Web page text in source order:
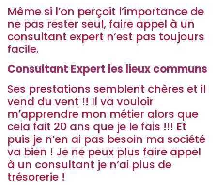
Même si l’on perçoit l’importance de
ne pas rester seul, faire appel à un
consultant expert n’est pas toujours
facile.
Consultant Expert les lieux communs
Ses prestations semblent chères et il
vend du vent !! Il va vouloir
m’apprendre mon métier alors que
cela fait 20 ans que je le fais !!! Et
puis je n’en ai pas besoin ma société
va bien ! Je ne peux plus faire appel
à un consultant je n’ai plus de
trésorerie !